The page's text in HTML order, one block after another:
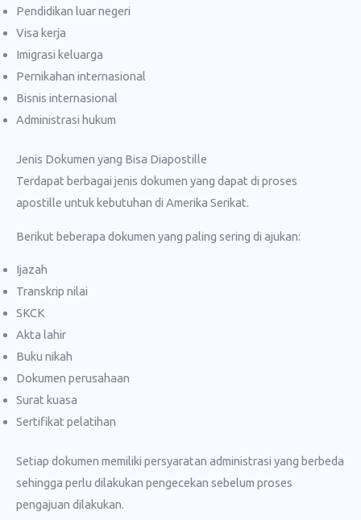
Pendidikan luar negeri
Visa kerja
Imigrasi keluarga
Pernikahan internasional
Bisnis internasional
Administrasi hukum
Jenis Dokumen yang Bisa Diapostille
Terdapat berbagai jenis dokumen yang dapat di proses
apostille untuk kebutuhan di Amerika Serikat.
Berikut beberapa dokumen yang paling sering di ajukan:
Ijazah
Transkrip nilai
SKCK
Akta lahir
Buku nikah
Dokumen perusahaan
Surat kuasa
Sertifikat pelatihan
Setiap dokumen memiliki persyaratan administrasi yang berbeda
sehingga perlu dilakukan pengecekan sebelum proses
pengajuan dilakukan.